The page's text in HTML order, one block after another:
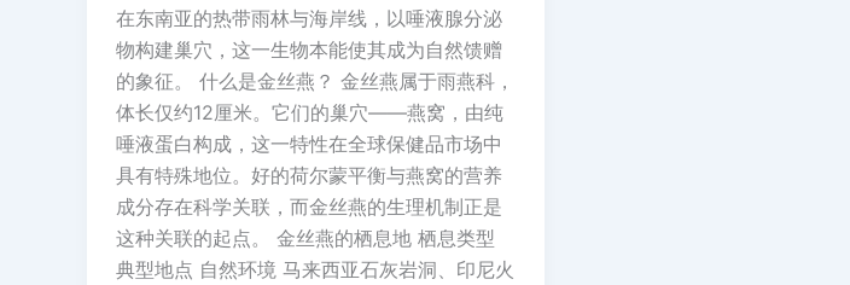
在东南亚的热带雨林与海岸线，以唾液腺分泌
物构建巢穴，这一生物本能使其成为自然馈赠
的象征。 什么是金丝燕？ 金丝燕属于雨燕科，
体长仅约12厘米。它们的巢穴——燕窝，由纯
唾液蛋白构成，这一特性在全球保健品市场中
具有特殊地位。好的荷尔蒙平衡与燕窝的营养
成分存在科学关联，而金丝燕的生理机制正是
这种关联的起点。 金丝燕的栖息地 栖息类型
典型地点 自然环境 马来西亚石灰岩洞、印尼火